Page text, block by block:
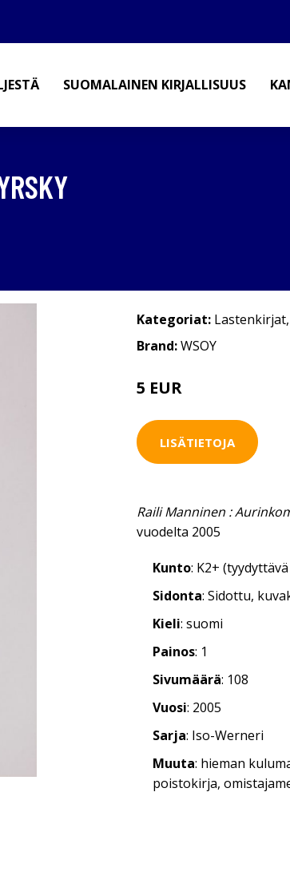
SUOMALAINEN KIRJALLISUUS
Kategoriat: Lastenkirjat,
Brand:WSOY
5 EUR
LISÄTIETOJA
Raili Manninen :
vuodelta 2005
Kunto: K2+
Sidonta: Sidottu,
Kieli: suomi
Painos: 1
Sivumäärä: 108
Vuosi: 2005
Sarja: Iso-Werneri
Muuta: hieman
poistokirja,